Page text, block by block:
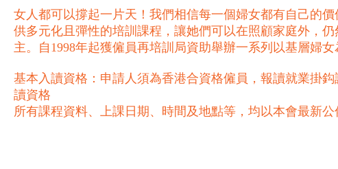
女人都可以撐起一片天！我們相信每一個婦女都有自己的
供多元化且彈性的培訓課程，讓她們可以在照顧家庭外，
主。自1998年起獲僱員再培訓局資助舉辦一系列以基層婦
基本入讀資格：申請人須為香港合資格僱員，報讀就業掛
讀資格
所有課程資料、上課日期、時間及地點等，均以本會最新